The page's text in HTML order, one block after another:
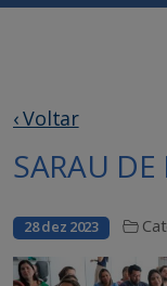
‹ Voltar
SARAU
28 dez 2023